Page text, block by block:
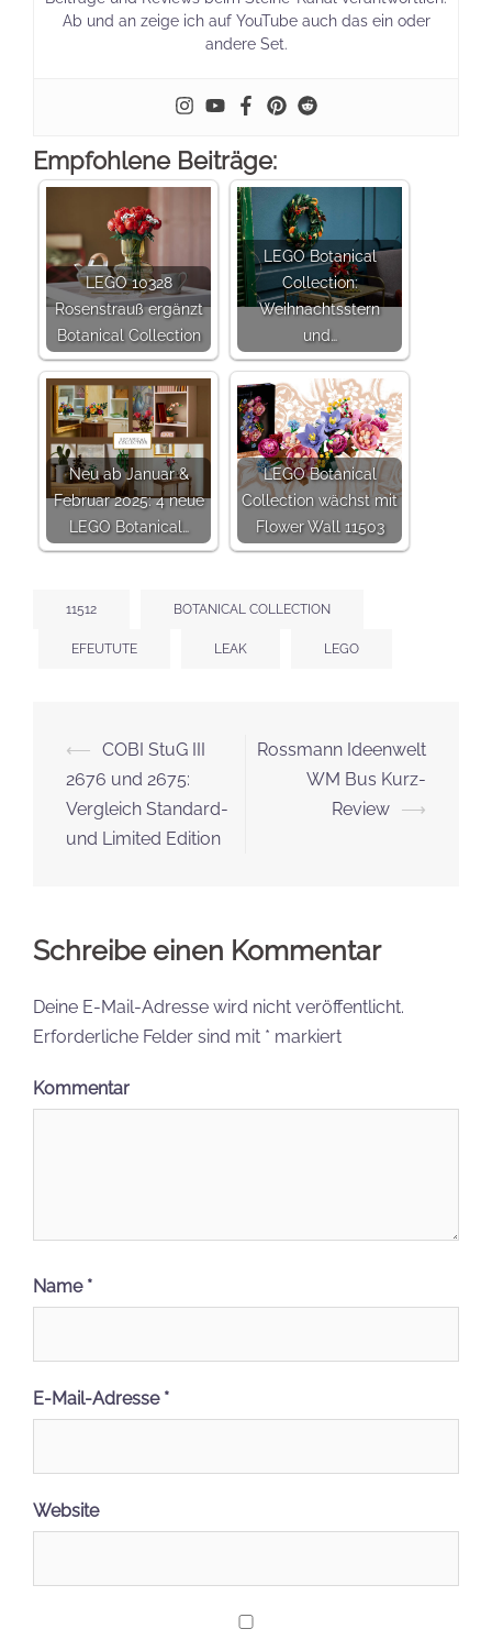
Ab und an zeige ich auf YouTube auch das ein oder
andere Set.
Empfohlene Beiträge:
LEGO 10328
Rosenstrauß ergänzt
Botanical Collection
LEGO Botanical
Collection:
Weihnachtsstern
und…
Neu ab Januar &
Februar 2025: 4 neue
LEGO Botanical…
LEGO Botanical
Collection wächst mit
Flower Wall 11503
11512 BOTANICAL COLLECTION
EFEUTUTE LEAK LEGO
Beitrags-
Navigation
⟵ COBI StuG III
2676 und 2675:
Vergleich Standard-
und Limited Edition
Rossmann Ideenwelt
WM Bus Kurz-
Review ⟶
Schreibe einen Kommentar
Deine E-Mail-Adresse wird nicht veröffentlicht.
Erforderliche Felder sind mit * markiert
Kommentar
Name *
E-Mail-Adresse *
Website